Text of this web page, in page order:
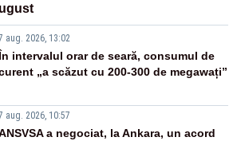
aug. 2026, 13:02
În intervalul orar de seară, consumul de
„a scăzut cu 200-300 de megawați”
aug. 2026, 10:57
a negociat, la Ankara, un acord